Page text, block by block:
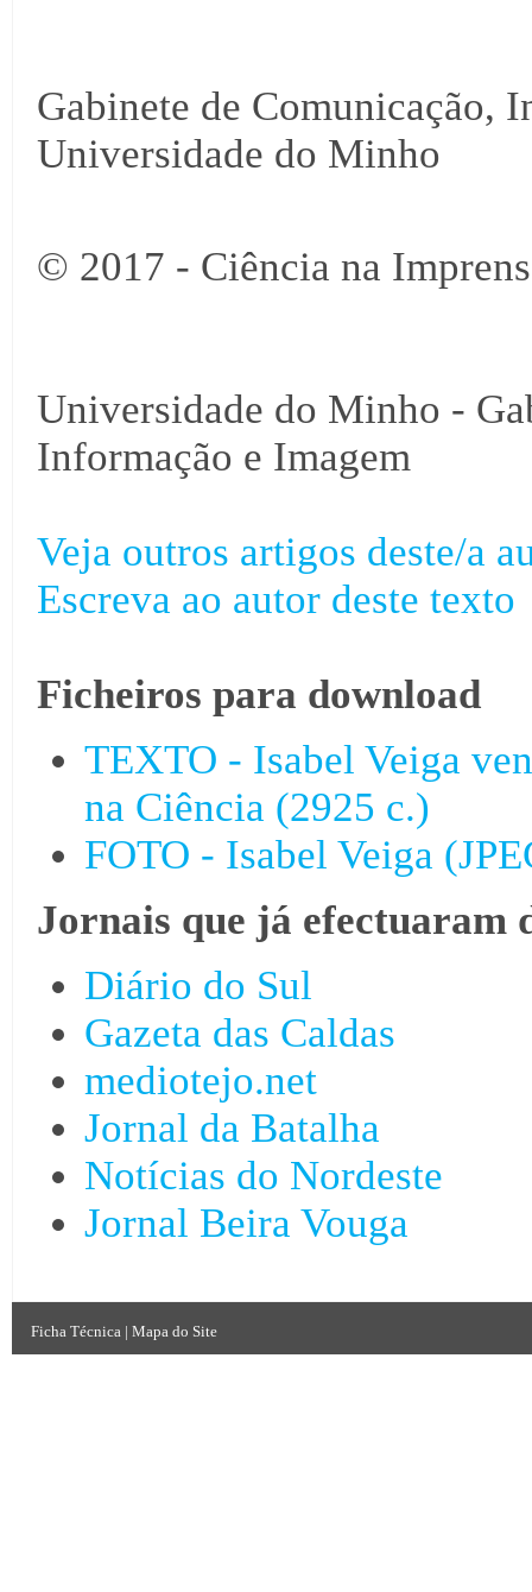
Gabinete de Comunicação,
Universidade do Minho
© 2017 - Ciência na
Universidade do Minho -
Informação e Imagem
Veja outros artigos deste/a
Escreva ao autor deste texto
Ficheiros para download
TEXTO - Isabel Veiga
na Ciência (2925 c.)
FOTO - Isabel Veiga
Jornais que já efectuaram
Diário do Sul
Gazeta das Caldas
mediotejo.net
Jornal da Batalha
Notícias do Nordeste
Jornal Beira Vouga
Ficha Técnica | Mapa do Site